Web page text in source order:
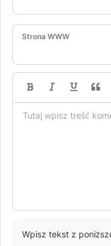
Strona WWW
Wpisz tekst z